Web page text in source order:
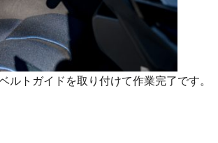
ルトガイドを取り付けて作業完了です。